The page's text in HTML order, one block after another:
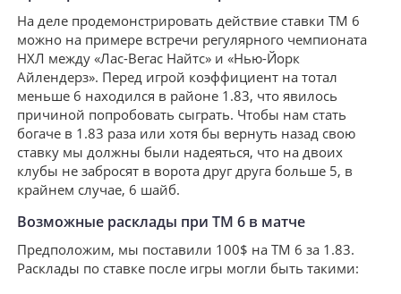
На деле продемонстрировать действие ставки ТМ 6
можно на примере встречи регулярного чемпионата
НХЛ между «Лас-Вегас Найтс» и «Нью-Йорк
Айлендерз». Перед игрой коэффициент на тотал
меньше 6 находился в районе 1.83, что явилось
причиной попробовать сыграть. Чтобы нам стать
богаче в 1.83 раза или хотя бы вернуть назад свою
ставку мы должны были надеяться, что на двоих
клубы не забросят в ворота друг друга больше 5, в
крайнем случае, 6 шайб.
Возможные расклады при ТМ 6 в матче
Предположим, мы поставили 100$ на ТМ 6 за 1.83.
Расклады по ставке после игры могли быть такими: